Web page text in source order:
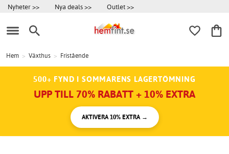
Nyheter >> Nya deals >> Outlet >>
Hem > Växthus > Fristående
500+ FYND I SOMMARENS LAGERTÖMNING
UPP TILL 70% RABATT + 10% EXTRA
AKTIVERA 10% EXTRA →